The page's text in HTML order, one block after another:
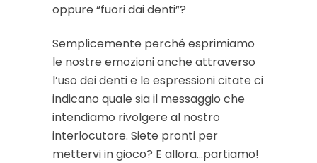
oppure “fuori dai denti”?
Semplicemente perché esprimiamo
le nostre emozioni anche attraverso
l’uso dei denti e le espressioni citate ci
indicano quale sia il messaggio che
intendiamo rivolgere al nostro
interlocutore. Siete pronti per
mettervi in gioco? E allora…partiamo!